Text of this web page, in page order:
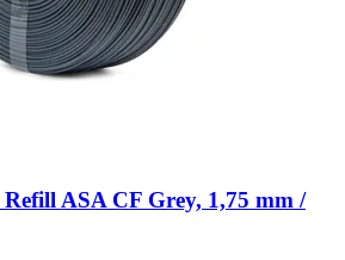
Refill ASA CF Grey, 1,75 mm /